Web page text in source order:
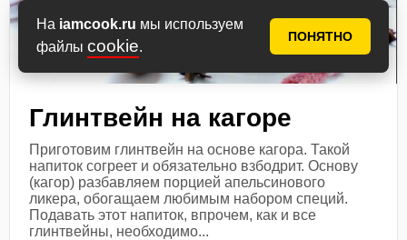
На iamcook.ru мы используем
файлы cookie.
ПОНЯТНО
Глинтвейн на кагоре
Приготовим глинтвейн на основе кагора. Такой
напиток согреет и обязательно взбодрит. Основу
(кагор) разбавляем порцией апельсинового
ликера, обогащаем любимым набором специй.
Подавать этот напиток, впрочем, как и все
глинтвейны, необходимо...